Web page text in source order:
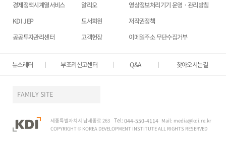
경제정책시계열서비스
KDI JEP
공공투자관리센터
알리오
도서회원
고객헌장
영상정보처리기기 운영ㆍ관리방침
저작권정책
이메일주소 무단수집거부
뉴스레터 부조리신고센터 Q&A 찾아오시는길
세종특별자치시 남세종로 263 Tel: 044-550-4114 Mail: media@kdi.re.kr
COPYRIGHT © KOREA DEVELOPMENT INSTITUTE ALL RIGHTS RESERVED
FAMILY SITE